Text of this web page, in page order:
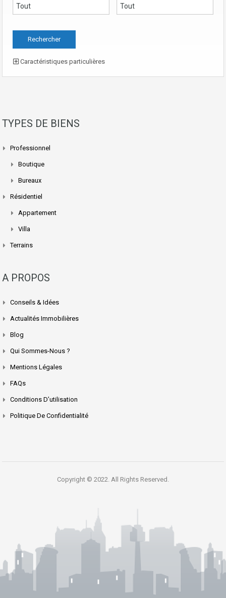
Caractéristiques particulières
TYPES DE BIENS
Professionnel
Boutique
Bureaux
Résidentiel
Appartement
Villa
Terrains
A PROPOS
Conseils & Idées
Actualités Immobilières
Blog
Qui Sommes-Nous ?
Mentions Légales
FAQs
Conditions D’utilisation
Politique De Confidentialité
Copyright © 2022. All Rights Reserved.